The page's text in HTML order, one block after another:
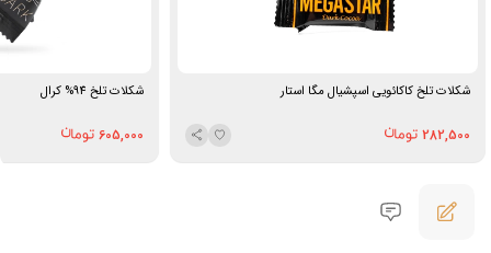
شکلات تلخ کاکائویی اسپشیال مگا استار
282,500
شکلات تلخ 94% کرال
605,000